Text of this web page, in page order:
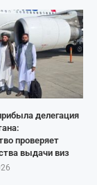
делегация
проверяет
выдачи виз